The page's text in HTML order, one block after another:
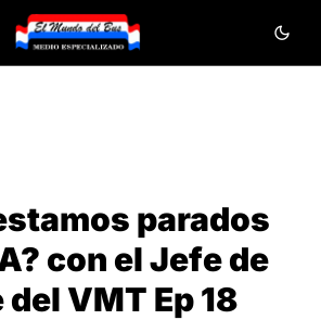
parados
con el Jefe de
VMT Ep 18